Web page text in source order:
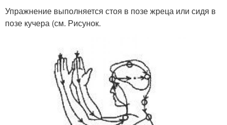
Упражнение выполняется стоя в позе жреца или сидя в
позе кучера (см. Рисунок.